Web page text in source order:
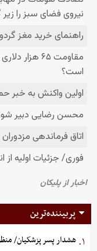
پربیننده‌ترین
۱. هشدار پسر پزشکیان/